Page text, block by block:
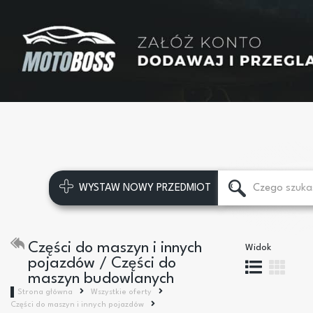
WYSTAW NOWY PRZEDMIOT
Części do maszyn i innych
pojazdów / Części do
maszyn budowlanych
Strona główna
Wszystkie oferty
Części do maszyn i innych pojazdów
Widok